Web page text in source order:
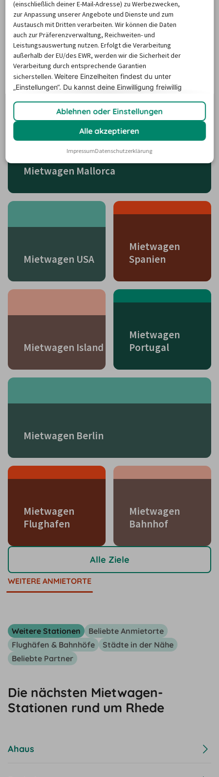
Um einen Leihwagen in Rhede zu mieten, brauchen Sie in
der Regel eine Kreditkarte. Selten gibt es jedoch
Ausnahmen. Unsere Hotline unterstützt Sie dabei, das
passende Mietwagen-Angebot zu finden.
Die beliebtesten Reiseziele
Mietwagen Mallorca
Mietwagen USA
Mietwagen
Spanien
Mietwagen Island
Mietwagen
Portugal
Mietwagen Berlin
Mietwagen
Flughafen
Mietwagen
Bahnhof
Alle Ziele
WEITERE ANMIETORTE
Weitere Stationen
Beliebte Anmietorte
Flughäfen & Bahnhöfe
Städte in der Nähe
Beliebte Partner
Die nächsten Mietwagen-
Stationen rund um Rhede
Ahaus
(einschließlich deiner E-Mail-Adresse) zu Werbezwecken,
zur Anpassung unserer Angebote und Dienste und zum
Austausch mit Dritten verarbeiten. Wir können die Daten
auch zur Präferenzverwaltung, Reichweiten- und
Leistungsauswertung nutzen. Erfolgt die Verarbeitung
außerhalb der EU/des EWR, werden wir die Sicherheit der
Verarbeitung durch entsprechende Garantien
sicherstellen.Weitere Einzelheiten findest du unter
„Einstellungen“. Du kannst deine Einwilligung freiwillig
Ablehnen oder Einstellungen
Alle akzeptieren
ImpressumDatenschutzerklärung